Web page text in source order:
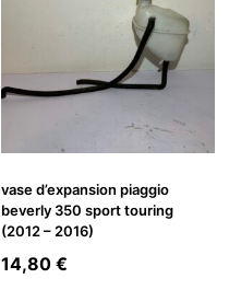
vase d’expansion piaggio
beverly 350 sport touring
(2012 – 2016)
14,80 €